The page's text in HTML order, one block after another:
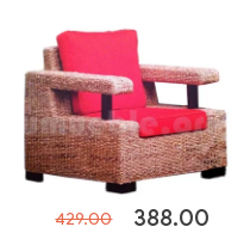
429.00 388.00